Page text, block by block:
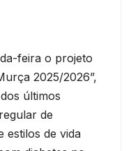
feira o projeto
2025/2026”,
últimos
de
estilos de vida